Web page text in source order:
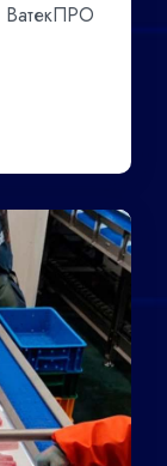
ВатекПРО